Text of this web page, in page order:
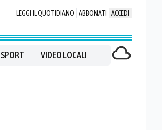
LEGGI IL QUOTIDIANO ABBONATI ACCEDI
SPORT VIDEO LOCALI